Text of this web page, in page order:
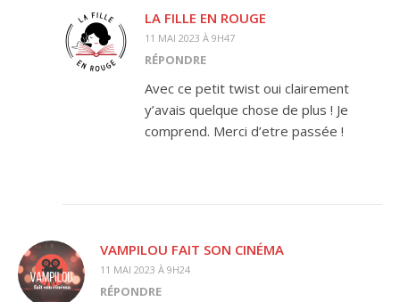
LA FILLE EN ROUGE
11 MAI 2023 À 9H47
RÉPONDRE
Avec ce petit twist oui clairement
y’avais quelque chose de plus ! Je
comprend. Merci d’etre passée !
VAMPILOU FAIT SON CINÉMA
11 MAI 2023 À 9H24
RÉPONDRE